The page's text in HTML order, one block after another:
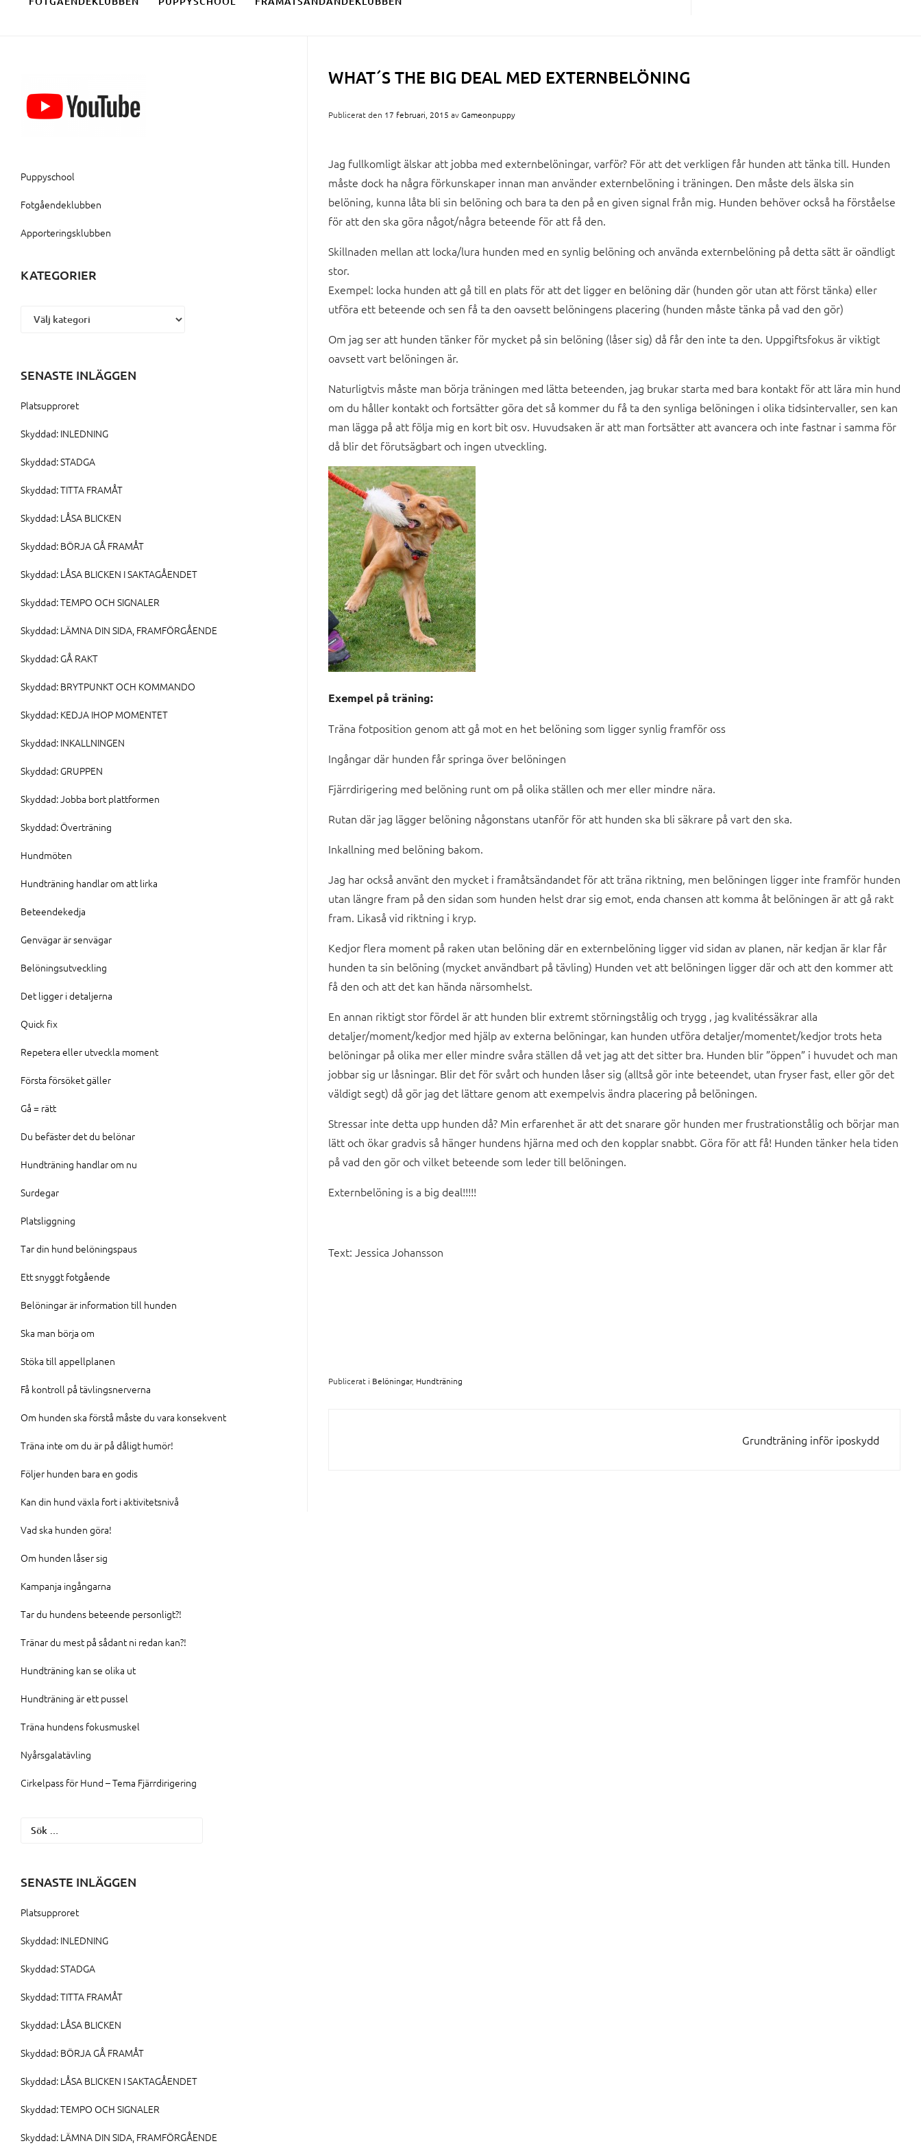
WHAT´S THE BIG DEAL MED EXTERNBELÖNING
Publicerat den 17 februari, 2015 avGameonpuppy
Jag fullkomligt älskar att jobba med externbelöningar, varför? För att det verkligen får hunden att tänka till. Hunden
måste dock ha några förkunskaper innan man använder externbelöning i träningen. Den måste dels älska sin
belöning, kunna låta bli sin belöning och bara ta den på en given signal från mig. Hunden behöver också ha förståelse
för att den ska göra något/några beteende för att få den.
Skillnaden mellan att locka/lura hunden med en synlig belöning och använda externbelöning på detta sätt är oändligt
stor.
Exempel: locka hunden att gå till en plats för att det ligger en belöning där (hunden gör utan att först tänka) eller
utföra ett beteende och sen få ta den oavsett belöningens placering (hunden måste tänka på vad den gör)
Om jag ser att hunden tänker för mycket på sin belöning (låser sig) då får den inte ta den. Uppgiftsfokus är viktigt
oavsett vart belöningen är.
Naturligtvis måste man börja träningen med lätta beteenden, jag brukar starta med bara kontakt för att lära min hund
om du håller kontakt och fortsätter göra det så kommer du få ta den synliga belöningen i olika tidsintervaller, sen kan
man lägga på att följa mig en kort bit osv. Huvudsaken är att man fortsätter att avancera och inte fastnar i samma för
då blir det förutsägbart och ingen utveckling.
Exempel på träning:
Träna fotposition genom att gå mot en het belöning som ligger synlig framför oss
Ingångar där hunden får springa över belöningen
Fjärrdirigering med belöning runt om på olika ställen och mer eller mindre nära.
Rutan där jag lägger belöning någonstans utanför för att hunden ska bli säkrare på vart den ska.
Inkallning med belöning bakom.
Jag har också använt den mycket i framåtsändandet för att träna riktning, men belöningen ligger inte framför hunden
utan längre fram på den sidan som hunden helst drar sig emot, enda chansen att komma åt belöningen är att gå rakt
fram. Likaså vid riktning i kryp.
Kedjor flera moment på raken utan belöning där en externbelöning ligger vid sidan av planen, när kedjan är klar får
hunden ta sin belöning (mycket användbart på tävling) Hunden vet att belöningen ligger där och att den kommer att
få den och att det kan hända närsomhelst.
En annan riktigt stor fördel är att hunden blir extremt störningstålig och trygg , jag kvalitéssäkrar alla
detaljer/moment/kedjor med hjälp av externa belöningar, kan hunden utföra detaljer/momentet/kedjor trots heta
belöningar på olika mer eller mindre svåra ställen då vet jag att det sitter bra. Hunden blir ”öppen” i huvudet och man
jobbar sig ur låsningar. Blir det för svårt och hunden låser sig (alltså gör inte beteendet, utan fryser fast, eller gör det
väldigt segt) då gör jag det lättare genom att exempelvis ändra placering på belöningen.
Stressar inte detta upp hunden då? Min erfarenhet är att det snarare gör hunden mer frustrationstålig och börjar man
lätt och ökar gradvis så hänger hundens hjärna med och den kopplar snabbt. Göra för att få! Hunden tänker hela tiden
på vad den gör och vilket beteende som leder till belöningen.
Externbelöning is a big deal!!!!!
Text: Jessica Johansson
Publicerat i Belöningar, Hundträning
Grundträning inför iposkydd
Puppyschool
Fotgåendeklubben
Apporteringsklubben
KATEGORIER
SENASTE INLÄGGEN
Platsupproret
Skyddad: INLEDNING
Skyddad: STADGA
Skyddad: TITTA FRAMÅT
Skyddad: LÅSA BLICKEN
Skyddad: BÖRJA GÅ FRAMÅT
Skyddad: LÅSA BLICKEN I SAKTAGÅENDET
Skyddad: TEMPO OCH SIGNALER
Skyddad: LÄMNA DIN SIDA, FRAMFÖRGÅENDE
Skyddad: GÅ RAKT
Skyddad: BRYTPUNKT OCH KOMMANDO
Skyddad: KEDJA IHOP MOMENTET
Skyddad: INKALLNINGEN
Skyddad: GRUPPEN
Skyddad: Jobba bort plattformen
Skyddad: Överträning
Hundmöten
Hundträning handlar om att lirka
Beteendekedja
Genvägar är senvägar
Belöningsutveckling
Det ligger i detaljerna
Quick fix
Repetera eller utveckla moment
Första försöket gäller
Gå = rätt
Du befäster det du belönar
Hundträning handlar om nu
Surdegar
Platsliggning
Tar din hund belöningspaus
Ett snyggt fotgående
Belöningar är information till hunden
Ska man börja om
Stöka till appellplanen
Få kontroll på tävlingsnerverna
Om hunden ska förstå måste du vara konsekvent
Träna inte om du är på dåligt humör!
Följer hunden bara en godis
Kan din hund växla fort i aktivitetsnivå
Vad ska hunden göra!
Om hunden låser sig
Kampanja ingångarna
Tar du hundens beteende personligt?!
Tränar du mest på sådant ni redan kan?!
Hundträning kan se olika ut
Hundträning är ett pussel
Träna hundens fokusmuskel
Nyårsgalatävling
Cirkelpass för Hund – Tema Fjärrdirigering
Sök
SENASTE INLÄGGEN
Platsupproret
Skyddad: INLEDNING
Skyddad: STADGA
Skyddad: TITTA FRAMÅT
Skyddad: LÅSA BLICKEN
Skyddad: BÖRJA GÅ FRAMÅT
Skyddad: LÅSA BLICKEN I SAKTAGÅENDET
Skyddad: TEMPO OCH SIGNALER
Skyddad: LÄMNA DIN SIDA, FRAMFÖRGÅENDE